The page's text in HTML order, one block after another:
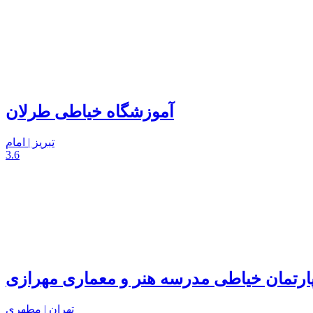
آموزشگاه خیاطی طرلان
تبریز | امام
3.6
خیاطی مدرسه هنر و معماری مهرازی
تهران | مطهری